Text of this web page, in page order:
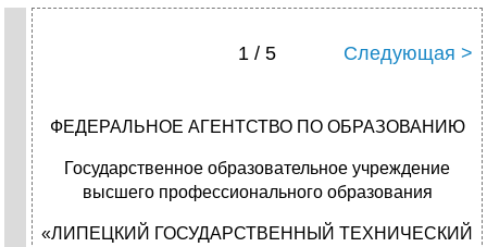
1 / 5 Следующая >
ФЕДЕРАЛЬНОЕ АГЕНТСТВО ПО ОБРАЗОВАНИЮ
Государственное образовательное учреждение
высшего профессионального образования
«ЛИПЕЦКИЙ ГОСУДАРСТВЕННЫЙ ТЕХНИЧЕСКИЙ